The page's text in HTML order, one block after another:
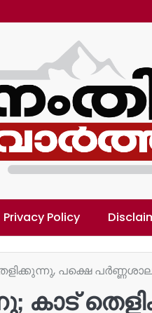
Privacy Policy
പക്ഷെ
കാട്